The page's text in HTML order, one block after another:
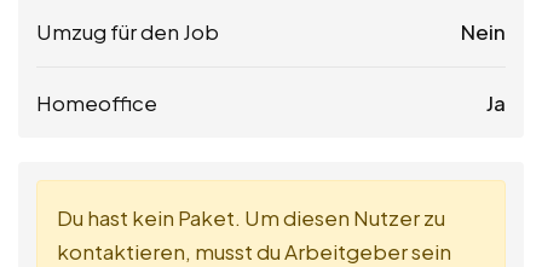
Umzug für den Job Nein
Homeoffice Ja
Du hast kein Paket. Um diesen Nutzer zu
kontaktieren, musst du Arbeitgeber sein